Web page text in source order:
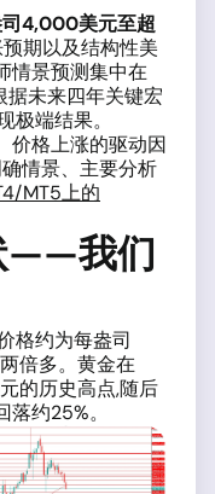
4,000美元至超
期以及结构性美
情景预测集中在
未来四年关键宏
极端结果。
价格上涨的驱动因
情景、主要分析
MT5上的
——我们
格约为每盎司
倍多。黄金在
的历史高点,随后
约25%。